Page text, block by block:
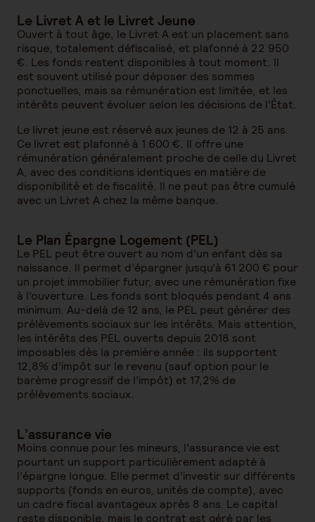
Le Livret A et le Livret Jeune
Ouvert à tout âge, le Livret A est un placement sans
risque, totalement défiscalisé, et plafonné à 22 950
€. Les fonds restent disponibles à tout moment. Il
est souvent utilisé pour déposer des sommes
ponctuelles, mais sa rémunération est limitée, et les
intérêts peuvent évoluer selon les décisions de l’État.
Le livret jeune est réservé aux jeunes de 12 à 25 ans.
Ce livret est plafonné à 1 600 €. Il offre une
rémunération généralement proche de celle du Livret
A, avec des conditions identiques en matière de
disponibilité et de fiscalité. Il ne peut pas être cumulé
avec un Livret A chez la même banque.
Le Plan Épargne Logement (PEL)
Le PEL peut être ouvert au nom d’un enfant dès sa
naissance. Il permet d’épargner jusqu’à 61 200 € pour
un projet immobilier futur, avec une rémunération fixe
à l’ouverture. Les fonds sont bloqués pendant 4 ans
minimum. Au-delà de 12 ans, le PEL peut générer des
prélèvements sociaux sur les intérêts. Mais attention,
les intérêts des PEL ouverts depuis 2018 sont
imposables dès la première année : ils supportent
12,8% d’impôt sur le revenu (sauf option pour le
barème progressif de l’impôt) et 17,2% de
prélèvements sociaux.
L’assurance vie
Moins connue pour les mineurs, l’assurance vie est
pourtant un support particulièrement adapté à
l’épargne longue. Elle permet d’investir sur différents
supports (fonds en euros, unités de compte), avec
un cadre fiscal avantageux après 8 ans. Le capital
reste disponible, mais le contrat est géré par les